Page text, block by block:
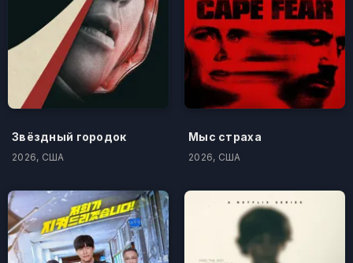
Звёздный городок
2026, США
Мыс страха
2026, США